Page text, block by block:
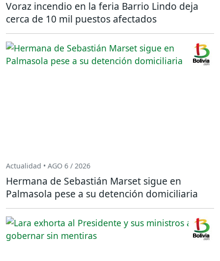
Voraz incendio en la feria Barrio Lindo deja
cerca de 10 mil puestos afectados
Actualidad • AGO 6 / 2026
Hermana de Sebastián Marset sigue en
Palmasola pese a su detención domiciliaria